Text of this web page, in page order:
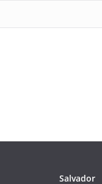
Salvador